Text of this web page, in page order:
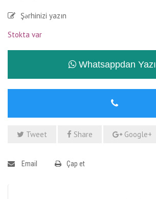
Şərhinizi yazın
Stokta var
Whatsappdan
Tweet Share Google+
Email Çap et